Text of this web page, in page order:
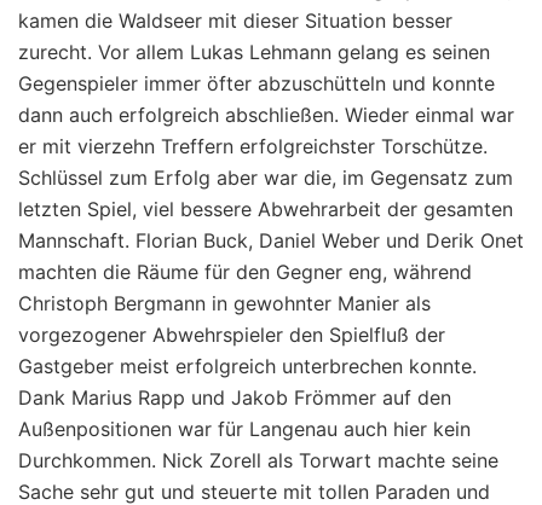
kamen die Waldseer mit dieser Situation besser
zurecht. Vor allem Lukas Lehmann gelang es seinen
Gegenspieler immer öfter abzuschütteln und konnte
dann auch erfolgreich abschließen. Wieder einmal war
er mit vierzehn Treffern erfolgreichster Torschütze.
Schlüssel zum Erfolg aber war die, im Gegensatz zum
letzten Spiel, viel bessere Abwehrarbeit der gesamten
Mannschaft. Florian Buck, Daniel Weber und Derik Onet
machten die Räume für den Gegner eng, während
Christoph Bergmann in gewohnter Manier als
vorgezogener Abwehrspieler den Spielfluß der
Gastgeber meist erfolgreich unterbrechen konnte.
Dank Marius Rapp und Jakob Frömmer auf den
Außenpositionen war für Langenau auch hier kein
Durchkommen. Nick Zorell als Torwart machte seine
Sache sehr gut und steuerte mit tollen Paraden und